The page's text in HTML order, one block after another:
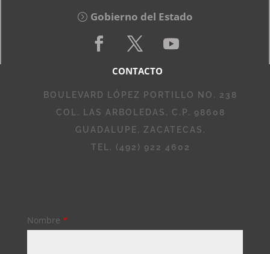
Gobierno del Estado
CONTACTO
BOULEVARD LÓPEZ PORTILLO NO. 238
COL. LAS ARBOLEDAS, C.P. 98608
GUADALUPE, ZACATECAS.
TEL. (492) 922 4602
Nombre *